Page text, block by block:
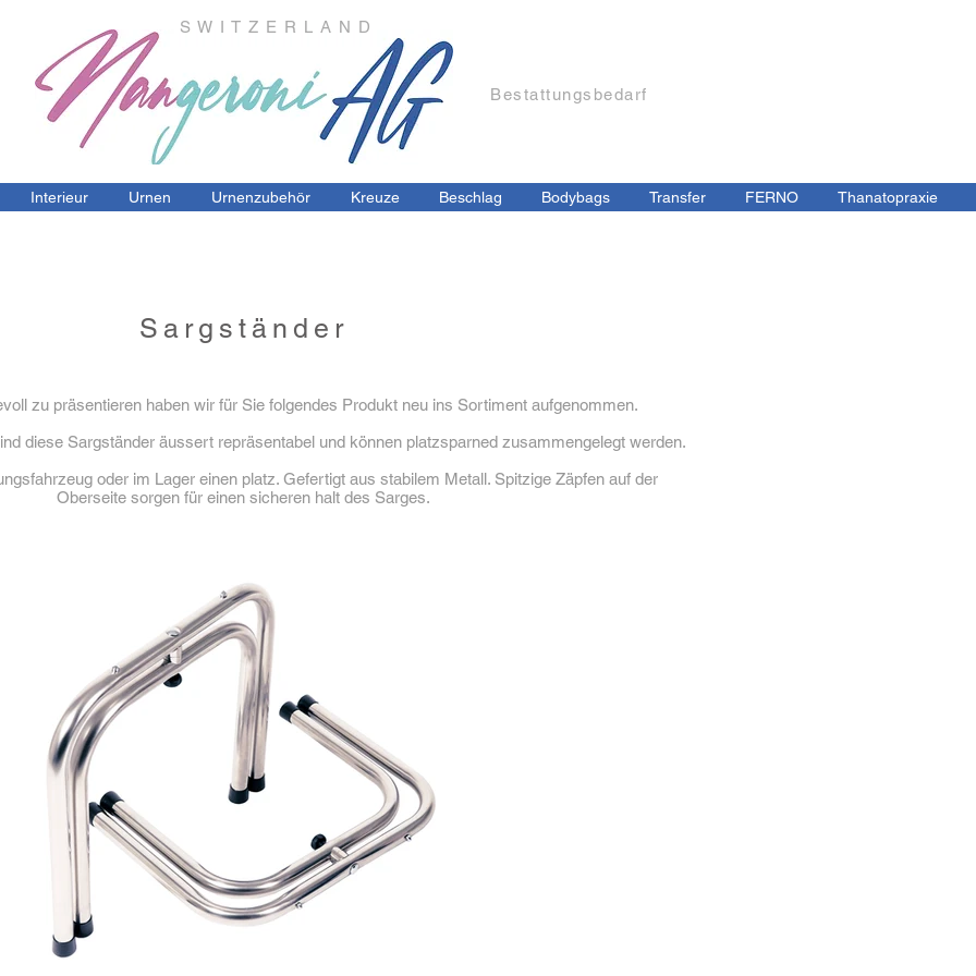
S W I T Z E R L A N D
Bestattungsbedarf
Interieur Urnen Urnenzubehör Kreuze Beschlag Bodybags Transfer FERNO Thanatopraxie
Sargständer
zu präsentieren haben wir für Sie folgendes Produkt neu ins Sortiment aufgenommen.
diese Sargständer äussert repräsentabel und können platzsparned zusammengelegt werden.
oder im Lager einen platz. Gefertigt aus stabilem Metall. Spitzige Zäpfen auf der
Oberseite sorgen für einen sicheren halt des Sarges.